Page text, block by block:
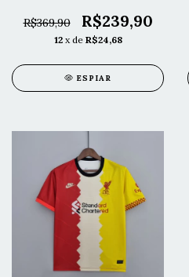
R$369,90 R$239,90
12 x de R$24,68
ESPIAR